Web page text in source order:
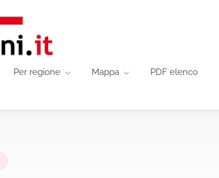
Per regione Mappa PDF elenco